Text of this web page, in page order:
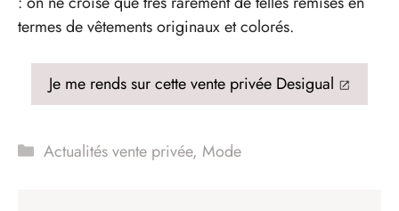
termes de vêtements originaux et colorés.
Je me rends sur cette vente privée Desigual
Catégories
Actualités vente privée, Mode